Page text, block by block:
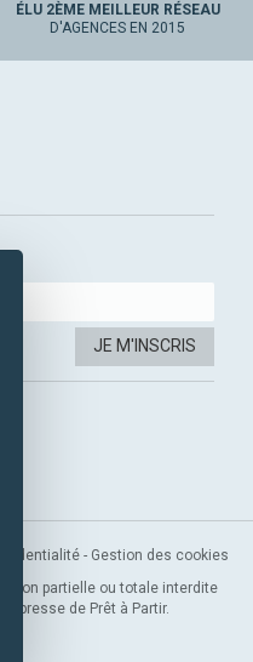
ÉLU 2ÈME MEILLEUR RÉSEAU
D'AGENCES EN 2015
JE M'INSCRIS
- Gestion des cookies
partielle ou totale interdite
de Prêt à Partir.